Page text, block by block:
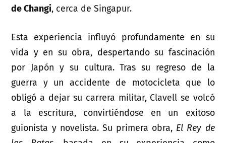
de Changi, cerca de Singapur.
Esta experiencia influyó profundamente en su
vida y en su obra, despertando su fascinación
por Japón y su cultura. Tras su regreso de la
guerra y un accidente de motocicleta que lo
obligó a dejar su carrera militar, Clavell se volcó
a la escritura, convirtiéndose en un exitoso
guionista y novelista. Su primera obra, El Rey de